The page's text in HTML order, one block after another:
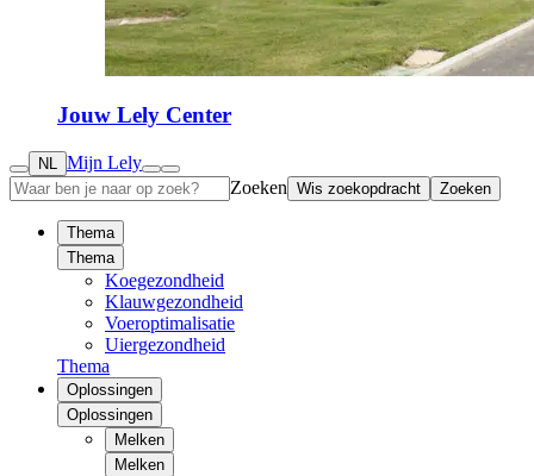
Jouw Lely Center
NL Mijn Lely
Zoeken Wis zoekopdracht Zoeken
Thema
Thema
Koegezondheid
Klauwgezondheid
Voeroptimalisatie
Uiergezondheid
Thema
Oplossingen
Oplossingen
Melken
Melken